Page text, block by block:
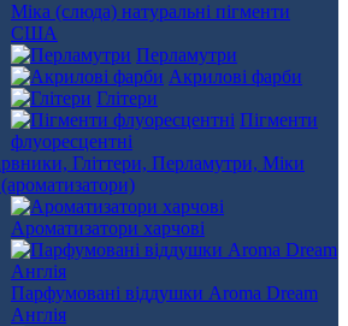
Міка (слюда) натуральні пігменти
США
Перламутри
Акрилові фарби
Глітери
Пігменти
флуоресцентні
Ароматизатори харчові
Парфумовані віддушки Aroma Dream
Англія